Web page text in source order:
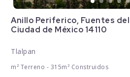
Anillo Periferico, Fuentes
Ciudad de México 14110
Tlalpan
m² Terreno - 315m² Construidos